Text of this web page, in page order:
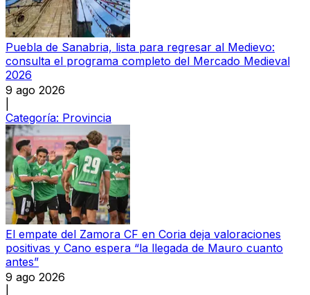
Puebla de Sanabria, lista para regresar al Medievo:
consulta el programa completo del Mercado Medieval
2026
9 ago 2026
Categoría: Provincia
El empate del Zamora CF en Coria deja valoraciones
positivas y Cano espera “la llegada de Mauro cuanto
antes”
9 ago 2026